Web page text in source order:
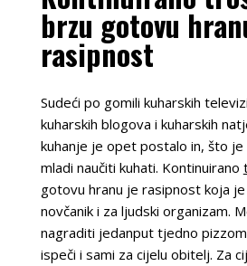
brzu gotovu
rasipnost
Sudeći po gomili kuharskih
kuharskih blogova i kuharskih
kuhanje je opet postalo in, što
mladi naučiti kuhati. Kontinuirano
gotovu hranu je rasipnost koja
novčanik i za ljudski organizam.
nagraditi jedanput tjedno
ispeči i sami za cijelu obitelj. Za